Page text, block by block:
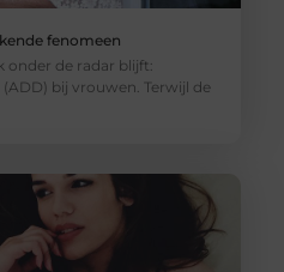
fenomeen
onder de radar blijft:
bij vrouwen. Terwijl de